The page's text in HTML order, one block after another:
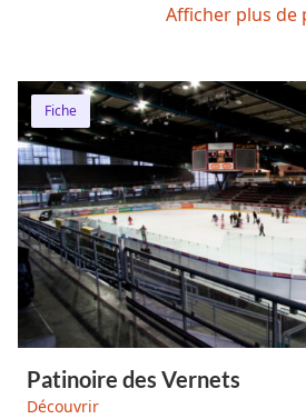
Afficher plus de
Fiche
Patinoire des Vernets
Découvrir